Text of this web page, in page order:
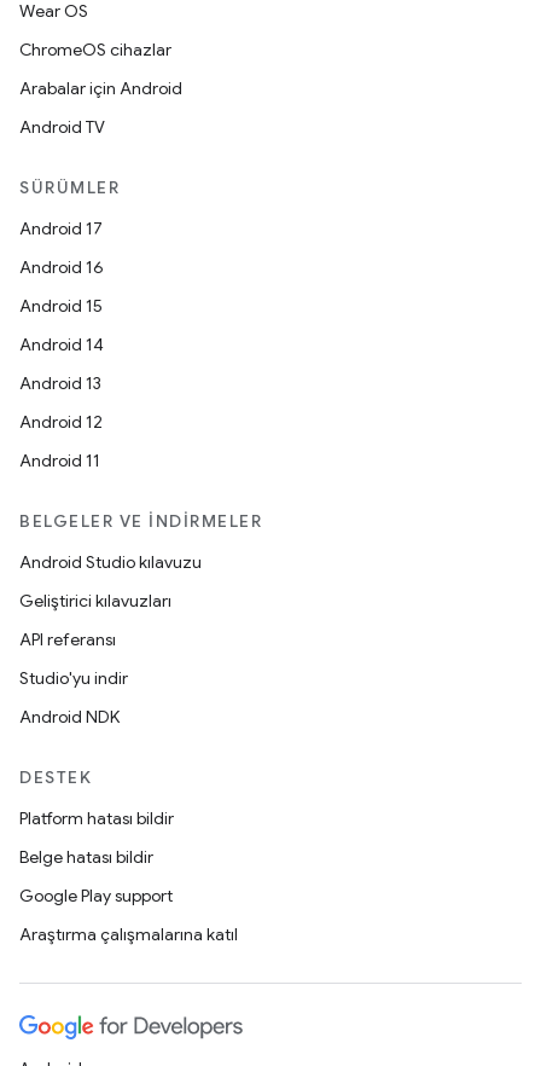
Wear OS
ChromeOS cihazlar
Arabalar için Android
Android TV
SÜRÜMLER
Android 17
Android 16
Android 15
Android 14
Android 13
Android 12
Android 11
BELGELER VE İNDIRMELER
Android Studio kılavuzu
Geliştirici kılavuzları
API referansı
Studio'yu indir
Android NDK
DESTEK
Platform hatası bildir
Belge hatası bildir
Google Play support
Araştırma çalışmalarına katıl